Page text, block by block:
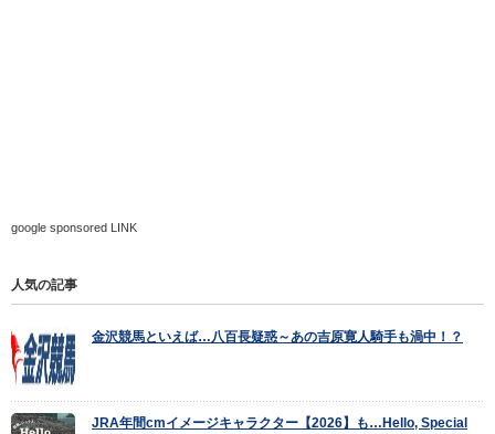
google sponsored LINK
人気の記事
金沢競馬といえば…八百長疑惑～あの吉原寛人騎手も渦中！？
JRA年間cmイメージキャラクター【2026】も…Hello, Special